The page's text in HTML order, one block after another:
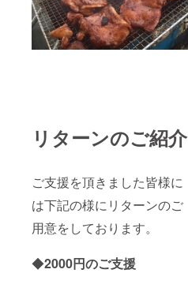
リターンのご紹介
ご支援を頂きました皆様に
は下記の様にリターンのご
用意をしております。
◆2000円のご支援